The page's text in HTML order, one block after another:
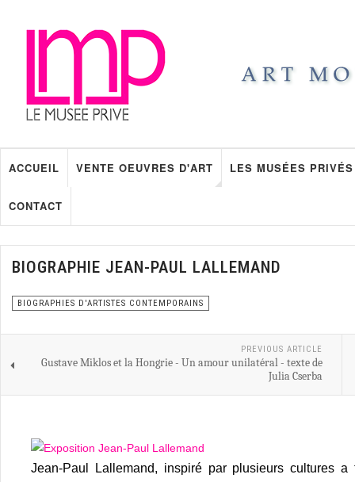
ACCUEIL VENTE OEUVRES D'ART LES MUSÉES PRIVÉS
CONTACT
BIOGRAPHIE JEAN-PAUL LALLEMAND
BIOGRAPHIES D'ARTISTES CONTEMPORAINS
PREVIOUS ARTICLE
Gustave Miklos et la Hongrie - Un amour unilatéral - texte de
Julia Cserba
Jean-Paul Lallemand, inspiré par plusieurs cultures